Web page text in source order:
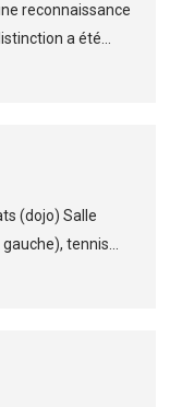
reconnaissance
a été...
(dojo) Salle
tennis...